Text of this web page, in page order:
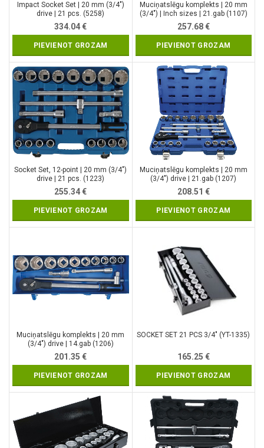
Impact Socket Set | 20 mm (3/4″)
drive | 21 pcs. (5258)
334.04€
PIEVIENOT GROZAM
Muciņatslēgu komplekts | 20 mm
(3/4″) | Inch sizes | 21.gab (1107)
257.68€
PIEVIENOT GROZAM
Socket Set, 12-point | 20 mm (3/4″)
drive | 21 pcs. (1223)
255.34€
PIEVIENOT GROZAM
Muciņatslēgu komplekts | 20 mm
(3/4″) drive | 21.gab (1207)
208.51 €
PIEVIENOT GROZAM
Muciņatslēgu komplekts | 20 mm
(3/4″) drive | 14.gab (1206)
201.35€
PIEVIENOT GROZAM
SOCKET SET 21 PCS 3/4″ (YT-1335)
165.25 €
PIEVIENOT GROZAM